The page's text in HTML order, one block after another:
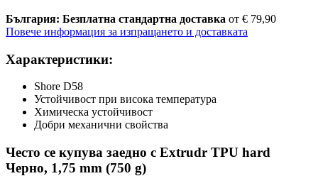
България: Безплатна стандартна доставка от € 79,90
Повече информация за изпращането и доставката
Характеристики:
Shore D58
Устойчивост при висока температура
Химическа устойчивост
Добри механични свойства
Често се купува заедно с Extrudr TPU hard
Черно, 1,75 mm (750 g)